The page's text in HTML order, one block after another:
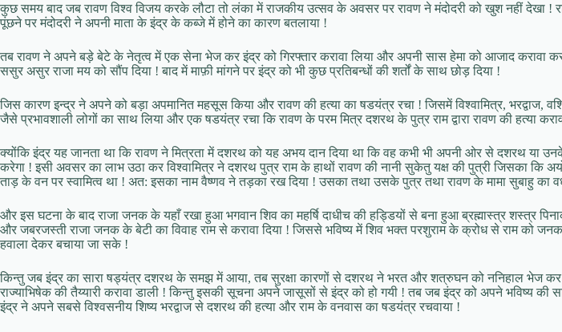
कुछ समय बाद जब रावण विश्व विजय करके लौटा तो लंका में राजकीय उत्सव के अवसर पर रावण ने मंदोदरी को खुश नहीं देखा !
पूंछने पर मंदोदरी ने अपनी माता के इंद्र के कब्जे में होने का कारण बतलाया !
तब रावण ने अपने बड़े बेटे के नेतृत्व में एक सेना भेज कर इंद्र को गिरफ्तार करावा लिया और अपनी सास हेमा को आजाद करावा
ससुर असुर राजा मय को सौंप दिया ! बाद में माफ़ी मांगने पर इंद्र को भी कुछ प्रतिबन्धों की शर्तों के साथ छोड़ दिया !
जिस कारण इन्द्र ने अपने को बड़ा अपमानित महसूस किया और रावण की हत्या का षडयंत्र रचा ! जिसमें विश्वामित्र, भरद्वाज,
जैसे प्रभावशाली लोगों का साथ लिया और एक षडयंत्र रचा कि रावण के परम मित्र दशरथ के पुत्र राम द्वारा रावण की हत्या
क्योंकि इंद्र यह जानता था कि रावण ने मित्रता में दशरथ को यह अभय दान दिया था कि वह कभी भी अपनी ओर से दशरथ या
करेगा ! इसी अवसर का लाभ उठा कर विश्वामित्र ने दशरथ पुत्र राम के हाथों रावण की नानी सुकेतु यक्ष की पुत्री जिसका कि
ताड़ के वन पर स्वामित्व था ! अत: इसका नाम वैष्णव ने तड़का रख दिया ! उसका तथा उसके पुत्र तथा रावण के मामा सुबाहु का
और इस घटना के बाद राजा जनक के यहाँ रखा हुआ भगवान शिव का महर्षि दाधीच की हड्डियों से बना हुआ ब्रह्मास्त्र शस्त्र
और जबरजस्ती राजा जनक के बेटी का विवाह राम से करावा दिया ! जिससे भविष्य में शिव भक्त परशुराम के क्रोध से राम को जनक
हवाला देकर बचाया जा सके !
किन्तु जब इंद्र का सारा षड्यंत्र दशरथ के समझ में आया, तब सुरक्षा कारणों से दशरथ ने भरत और शत्रुघन को ननिहाल भेज कर
राज्याभिषेक की तैय्यारी करावा डाली ! किन्तु इसकी सूचना अपने जासूसों से इंद्र को हो गयी ! तब जब इंद्र को अपने भविष्य की
इंद्र ने अपने सबसे विश्वसनीय शिष्य भरद्वाज से दशरथ की हत्या और राम के वनवास का षडयंत्र रचवाया !